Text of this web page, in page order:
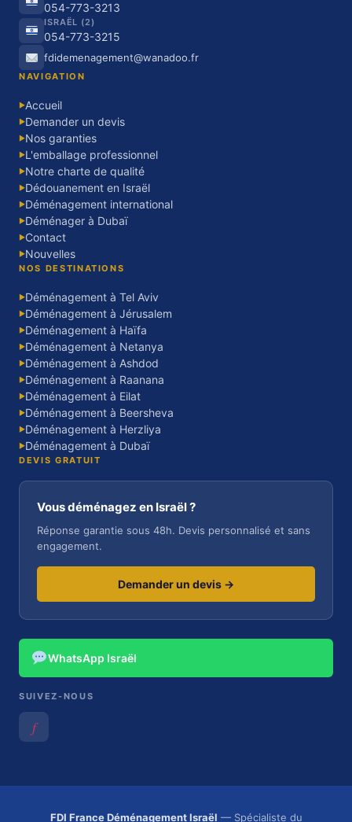
054-773-3213
ISRAËL (2)
054-773-3215
fdidemenagement@wanadoo.fr
NAVIGATION
▶Accueil
▶Demander un devis
▶Nos garanties
▶L'emballage professionnel
▶Notre charte de qualité
▶Dédouanement en Israël
▶Déménagement international
▶Déménager à Dubaï
▶Contact
▶Nouvelles
NOS DESTINATIONS
▶Déménagement à Tel Aviv
▶Déménagement à Jérusalem
▶Déménagement à Haïfa
▶Déménagement à Netanya
▶Déménagement à Ashdod
▶Déménagement à Raanana
▶Déménagement à Eilat
▶Déménagement à Beersheva
▶Déménagement à Herzliya
▶Déménagement à Dubaï
DEVIS GRATUIT
Vous déménagez en Israël ?
Réponse garantie sous 48h. Devis personnalisé et sans
engagement.
Demander un devis →
WhatsApp Israël
SUIVEZ-NOUS
𝑓
FDI France Déménagement Israël — Spécialiste du